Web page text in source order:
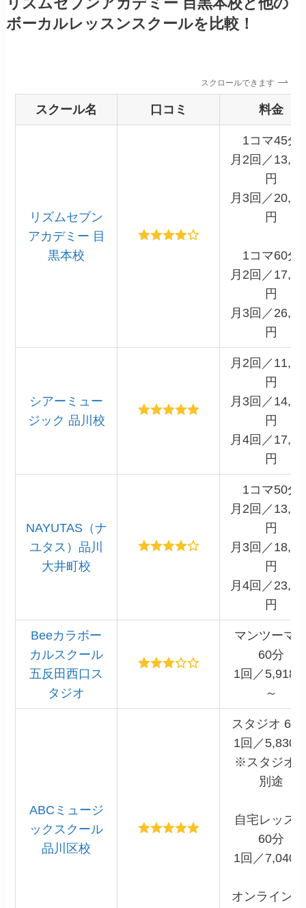
ボーカルレッスンスクールを比較！
スクロールできます
スクール名 口コミ 料金
リズムセブン
アカデミー 目
黒本校
1コマ45分
月2回／
円
月3回／
円
1コマ60分
月2回／
円
月3回／
円
シアーミュー
ジック 品川校
月2回／
円
月3回／
円
月4回／
円
NAYUTAS（ナ
ユタス）品川
大井町校
1コマ50分
月2回／
円
月3回／
円
月4回／
円
Beeカラボー
カルスクール
五反田西口ス
タジオ
マンツーマ
60分
1回／5,918
～
ABCミュージ
ックスクール
品川区校
スタジオ 60
1回／5,830
※スタジオ
別途
自宅レッス
60分
1回／7,040
オンライン